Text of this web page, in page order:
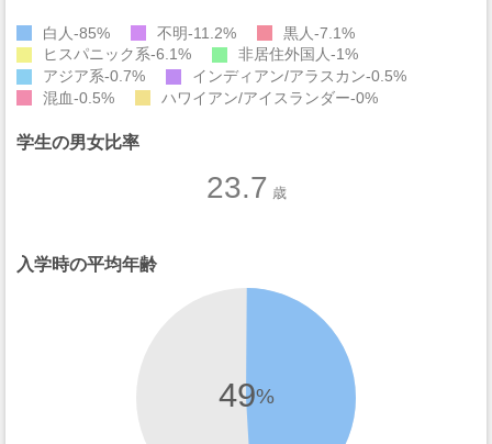
白人 85% 不明 11.2% 黒人 7.1%
ヒスパニック系 6.1% 非居住外国人 1%
アジア系 0.7% インディアン/アラスカン 0.5%
混血 0.5% ハワイアン/アイスランダー 0%
学生の男女比率
23.7 歳
入学時の平均年齢
49%